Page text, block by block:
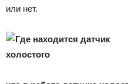
или нет.